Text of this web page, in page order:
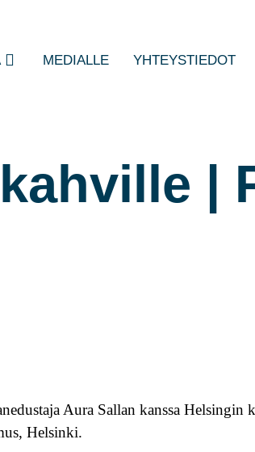
MEDIALLE YHTEYSTIEDOT
|
Aura Sallan kanssa
Helsinki.